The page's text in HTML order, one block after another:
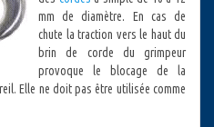
mm de diamètre. En cas de
chute la traction vers le haut du
brin de corde du grimpeur
provoque le blocage de la
Elle ne doit pas être utilisée comme